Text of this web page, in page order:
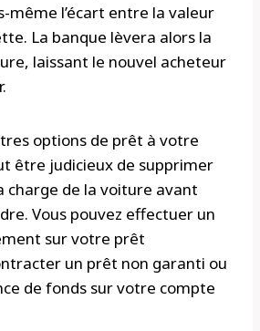
même l’écart entre la valeur
La banque lèvera alors la
laissant le nouvel acheteur
options de prêt à votre
être judicieux de supprimer
charge de la voiture avant
Vous pouvez effectuer un
sur votre prêt
un prêt non garanti ou
de fonds sur votre compte